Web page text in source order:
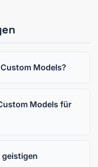
Models?
Models für
geistigen